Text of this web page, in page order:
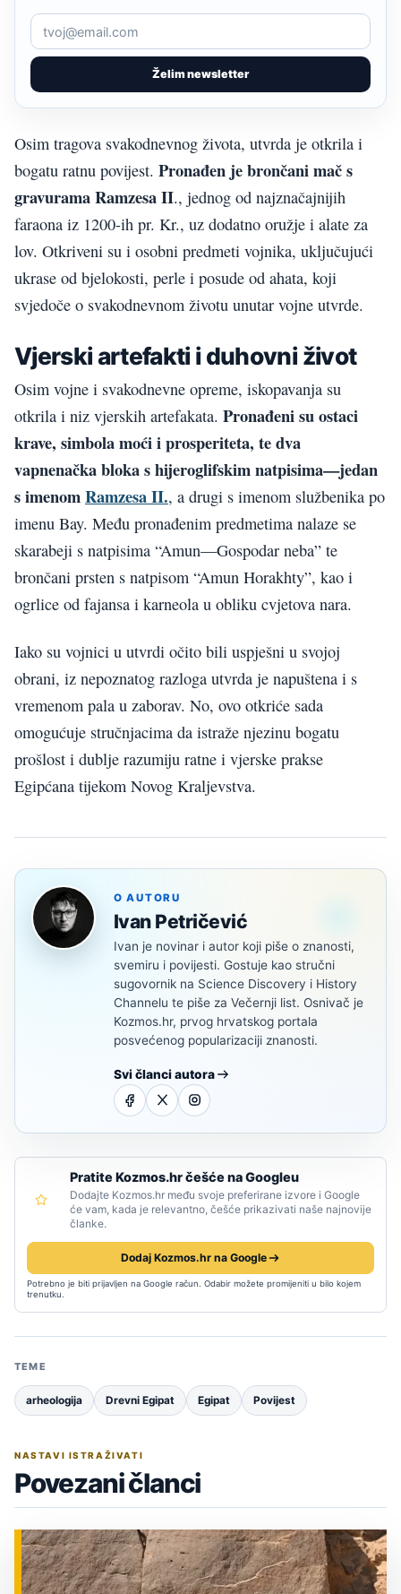
Želim newsletter
Osim tragova svakodnevnog života, utvrda je otkrila i
bogatu ratnu povijest. Pronađen je brončani mač s
gravurama Ramzesa II., jednog od najznačajnijih
faraona iz 1200-ih pr. Kr., uz dodatno oružje i alate za
lov. Otkriveni su i osobni predmeti vojnika, uključujući
ukrase od bjelokosti, perle i posude od ahata, koji
svjedoče o svakodnevnom životu unutar vojne utvrde.
Vjerski artefakti i duhovni život
Osim vojne i svakodnevne opreme, iskopavanja su
otkrila i niz vjerskih artefakata. Pronađeni su ostaci
krave, simbola moći i prosperiteta, te dva
vapnenačka bloka s hijeroglifskim natpisima—jedan
s imenomRamzesa II., a drugi s imenom službenika po
imenu Bay. Među pronađenim predmetima nalaze se
skarabeji s natpisima “Amun—Gospodar neba” te
brončani prsten s natpisom “Amun Horakhty”, kao i
ogrlice od fajansa i karneola u obliku cvjetova nara.
Iako su vojnici u utvrdi očito bili uspješni u svojoj
obrani, iz nepoznatog razloga utvrda je napuštena i s
vremenom pala u zaborav. No, ovo otkriće sada
omogućuje stručnjacima da istraže njezinu bogatu
prošlost i dublje razumiju ratne i vjerske prakse
Egipćana tijekom Novog Kraljevstva.
O AUTORU
Ivan Petričević
Ivan je novinar i autor koji piše o znanosti,
svemiru i povijesti. Gostuje kao stručni
sugovornik na Science Discovery i History
Channelu te piše za Večernji list. Osnivač je
Kozmos.hr, prvog hrvatskog portala
posvećenog popularizaciji znanosti.
Svi članci autora
Pratite Kozmos.hr češće na Googleu
Dodajte Kozmos.hr među svoje preferirane izvore i Google
će vam, kada je relevantno, češće prikazivati naše najnovije
članke.
Dodaj Kozmos.hr na Google
Potrebno je biti prijavljen na Google račun. Odabir možete promijeniti u bilo kojem
trenutku.
TEME
arheologija Drevni Egipat Egipat Povijest
NASTAVI ISTRAŽIVATI
Povezani članci